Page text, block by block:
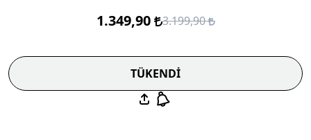
1.349,90 3.199,90
TÜKENDİ